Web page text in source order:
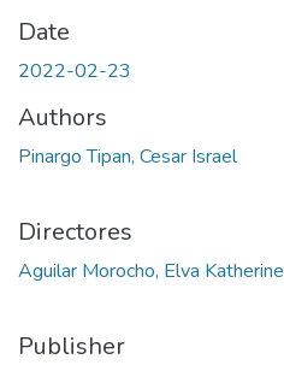
Date
2022-02-23
Authors
Pinargo Tipan, Cesar Israel
Directores
Aguilar Morocho, Elva Katherine
Publisher